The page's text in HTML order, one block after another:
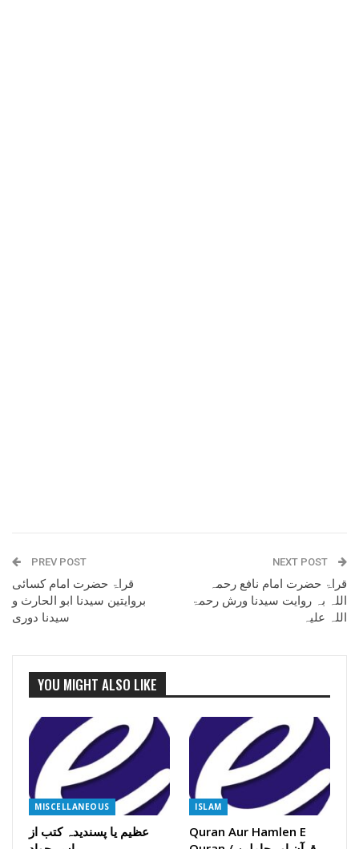
PREV POST
قراۃ حضرت امام کسائی
بروایتین سیدنا ابو الحارث و
سیدنا دوری
NEXT POST
قراۃ حضرت امام نافع رحمہ
اللہ بہ روایت سیدنا ورش رحمۃ
اللہ علیہ
YOU MIGHT ALSO LIKE
MISCELLANEOUS
عظیم یا پسندیدہ کتب از
ISLAM
Quran Aur Hamlen E